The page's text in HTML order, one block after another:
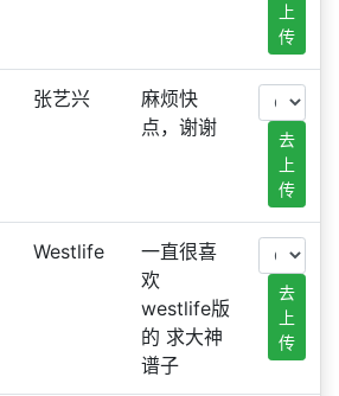
上
传
张艺兴
麻烦快
点，谢谢
去
上
传
Westlife
一直很喜
欢
westlife版
的 求大神
谱子
去
上
传